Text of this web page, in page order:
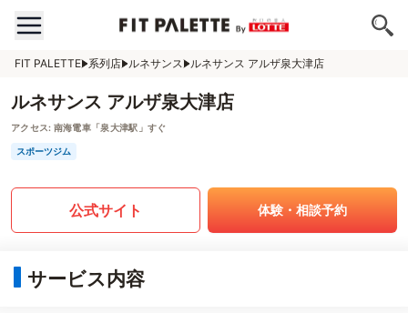
FIT PALETTE 系列店 ルネサンス ルネサンス アルザ泉大津店
ルネサンス アルザ泉大津店
アクセス: 南海電車「泉大津駅」すぐ
スポーツジム
公式サイト 体験・相談予約
サービス内容